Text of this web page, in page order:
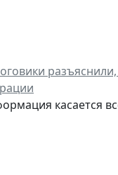
касается